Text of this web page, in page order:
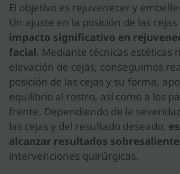
El objetivo es rejuvenecer y
Un ajuste en la posición de las
impacto significativo en
facial. Mediante técnicas estéticas
elevación de cejas, conseguimos
posición de las cejas y su forma,
equilibrio al rostro, así como a los
frente. Dependiendo de la
las cejas y del resultado deseado,
alcanzar resultados
intervenciones quirúrgicas.